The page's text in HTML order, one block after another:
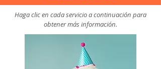
Haga clic en cada servicio a continuación para
obtener más información.